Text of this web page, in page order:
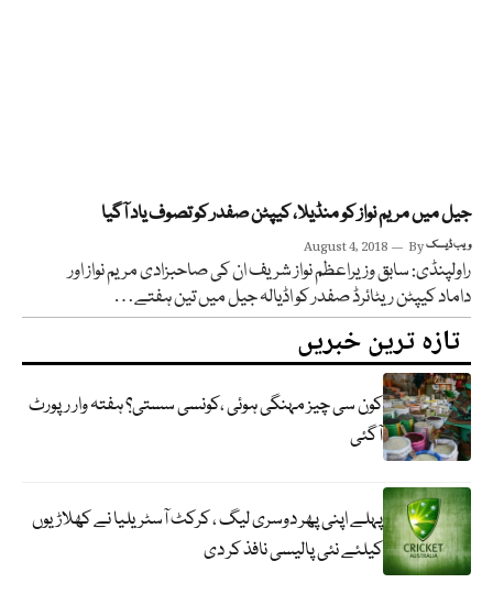
جیل میں مریم نواز کو منڈیلا، کیپٹن صفدر کو تصوف یاد آگیا
August 4, 2018 Byویب ڈیسک
راولپنڈی: سابق وزیراعظم نواز شریف ان کی صاحبزادی مریم نواز اور
داماد کیپٹن ریٹائرڈ صفدر کو اڈیالہ جیل میں تین ہفتے…
تازہ ترین خبریں
کون سی چیز مہنگی ہوئی ،کونسی سستی؟ ہفتہ وار رپورٹ
آگئی
پہلے اپنی پھر دوسری لیگ ، کرکٹ آسٹریلیا نے کھلاڑیوں
کیلئے نئی پالیسی نافذ کر دی